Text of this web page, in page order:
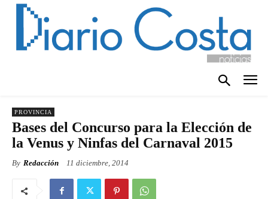
PROVINCIA
Bases del Concurso para la Elección de
la Venus y Ninfas del Carnaval 2015
By Redacción 11 diciembre, 2014